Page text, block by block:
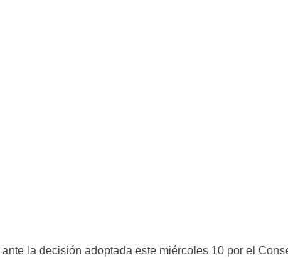
la decisión adoptada este miércoles 10 por el